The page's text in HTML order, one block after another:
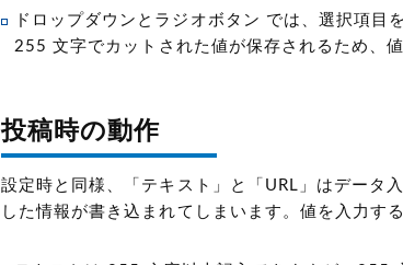
ドロップダウンとラジオボタン では、選択項
255 文字でカットされた値が保存されるため、
投稿時の動作
設定時と同様、「テキスト」と「URL」はデータ
した情報が書き込まれてしまいます。値を入力す